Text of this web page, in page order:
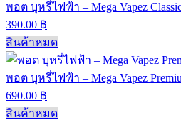
พอต บุหรี่ไฟฟ้า – Mega Vapez
390.00 ฿
สินค้าหมด
พอต บุหรี่ไฟฟ้า – Mega Vapez
690.00 ฿
สินค้าหมด